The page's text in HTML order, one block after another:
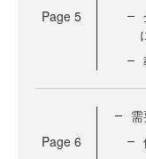
Page 5
Page 6